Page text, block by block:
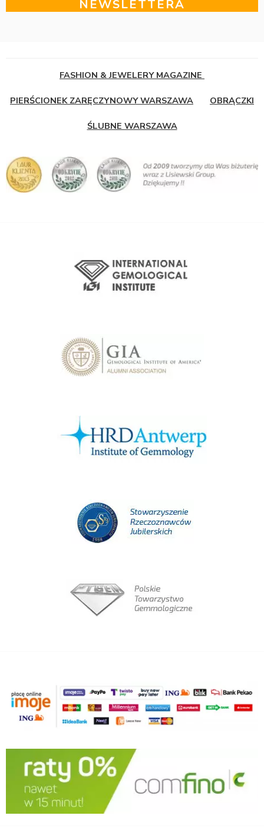
NEWSLETTERA
FASHION & JEWELERY MAGAZINE
PIERŚCIONEK ZARĘCZYNOWY WARSZAWA OBRĄCZKI
ŚLUBNE WARSZAWA